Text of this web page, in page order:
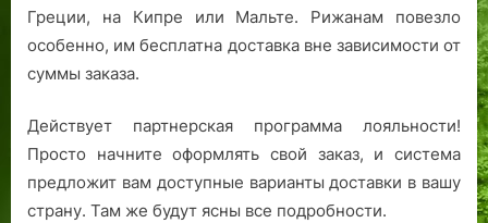
Греции, на Кипре или Мальте. Рижанам повезло
особенно, им бесплатна доставка вне зависимости от
суммы заказа.
Действует партнерская программа лояльности!
Просто начните оформлять свой заказ, и система
предложит вам доступные варианты доставки в вашу
страну. Там же будут ясны все подробности.